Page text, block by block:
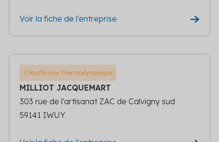
Voir la fiche de l'entreprise
Chauffe-Eau Thermodynamique
MILLIOT JACQUEMART
303 rue de l'artisanat ZAC de Calvigny sud
59141 IWUY